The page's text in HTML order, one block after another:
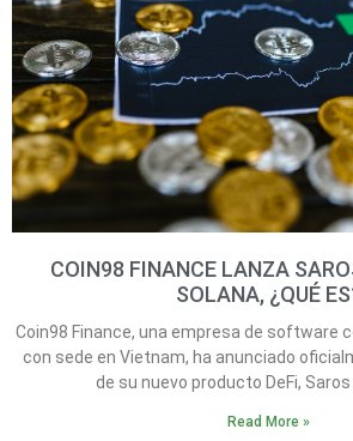
COIN98 FINANCE LANZA
SOLANA, ¿QUÉ
Coin98 Finance, una empresa de software
con sede en Vietnam, ha anunciado
de su nuevo producto DeFi, Saros
Read More »